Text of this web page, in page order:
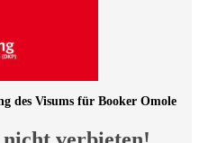
des Visums für Booker Omole